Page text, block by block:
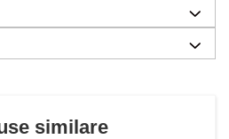
similare